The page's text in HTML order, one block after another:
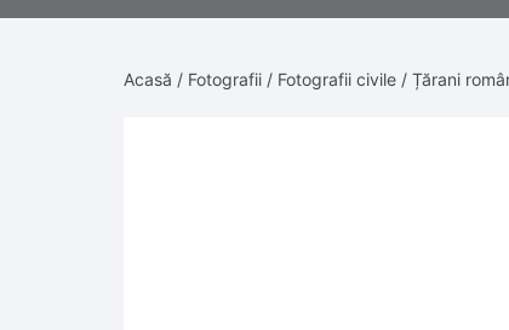
Acasă / Fotografii / Fotografii civile / Țărani